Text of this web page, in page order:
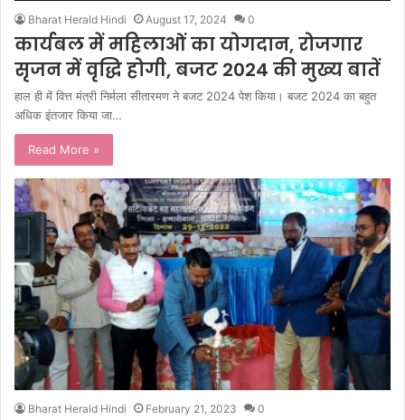
Bharat Herald Hindi August 17, 2024 0
कार्यबल में महिलाओं का योगदान, रोजगार
सृजन में वृद्धि होगी, बजट 2024 की मुख्य बातें
हाल ही में वित्त मंत्री निर्मला सीतारमण ने बजट 2024 पेश किया। बजट 2024 का बहुत
अधिक इंतजार किया जा…
Read More »
Bharat Herald Hindi February 21, 2023 0